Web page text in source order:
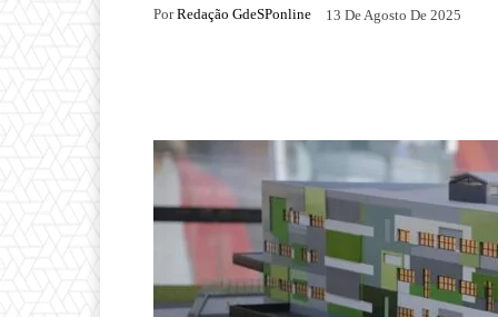
Por Redação GdeSPonline 13 De Agosto De 2025